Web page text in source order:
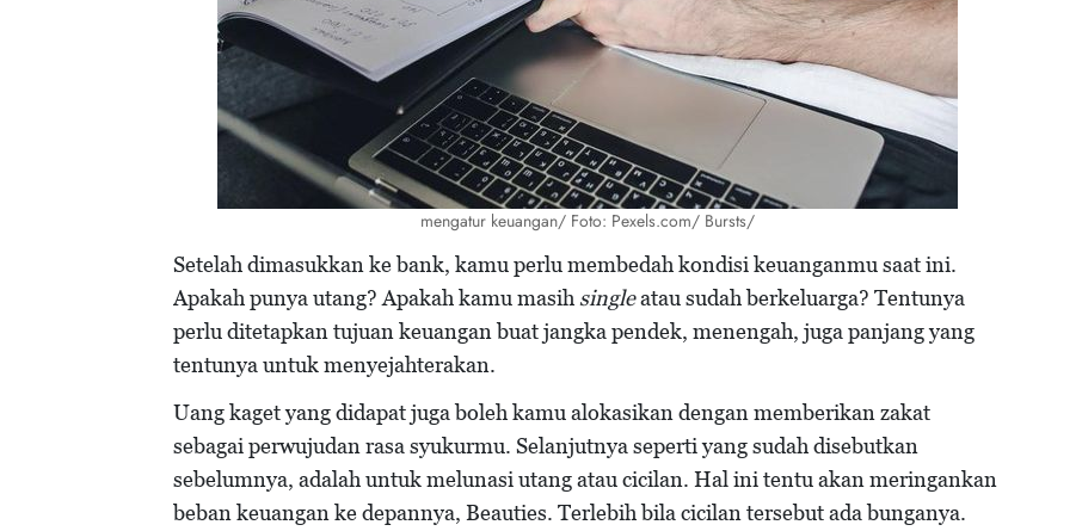
mengatur keuangan/ Foto: Pexels.com/ Bursts/
Setelah dimasukkan ke bank, kamu perlu membedah kondisi keuanganmu saat ini.
Apakah punya utang? Apakah kamu masihsingleatau sudah berkeluarga? Tentunya
perlu ditetapkan tujuan keuangan buat jangka pendek, menengah, juga panjang yang
tentunya untuk menyejahterakan.
Uang kaget yang didapat juga boleh kamu alokasikan dengan memberikan zakat
sebagai perwujudan rasa syukurmu. Selanjutnya seperti yang sudah disebutkan
sebelumnya, adalah untuk melunasi utang atau cicilan. Hal ini tentu akan meringankan
beban keuangan ke depannya, Beauties. Terlebih bila cicilan tersebut ada bunganya.